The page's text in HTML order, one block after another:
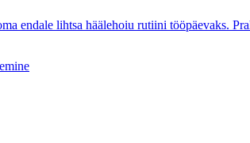
endale lihtsa häälehoiu rutiini tööpäevaks.